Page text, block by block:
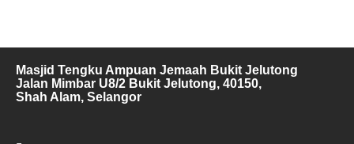
Masjid Tengku Ampuan Jemaah Bukit Jelutong
Jalan Mimbar U8/2 Bukit Jelutong, 40150,
Shah Alam, Selangor